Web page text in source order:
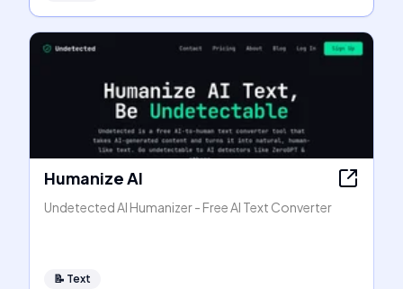
Humanize AI
Undetected AI Humanizer - Free AI Text Converter
📝 Text